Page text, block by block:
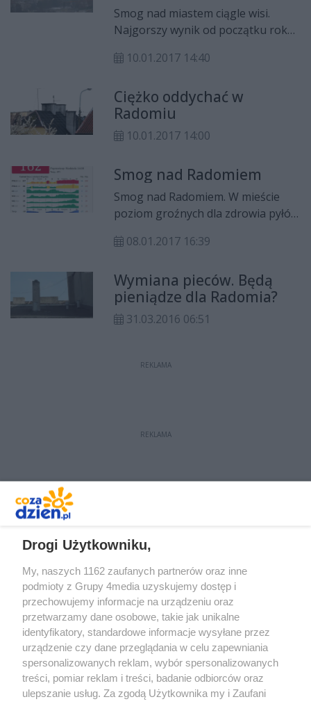
Smog nad miastem ciągle wisi.
Najgorszy wynik od początku roku
normy dla pyłu PM 10 były
a dla pyłu PM 2,5 ponad
dziesięciokrotnie. - Moi znajomi
szukają w Internecie masek
10.01.2017 14:40
Ciężko oddychać w
Radomiu
10.01.2017 14:00
Smog nad Radomiem
Smog nad Radomiem. W mieście
poziom groźnych dla zdrowia pyłów
wychodzenie na zewnątrz oraz
08.01.2017 16:39
Wymiana pieców. Będą
pieniądze dla Radomia?
31.03.2016 06:51
REKLAMA
REKLAMA
Redakcja Reklama Prywatność
Praca Łódź
the:protocol
Drogi Użytkowniku,
My, naszych 1162 zaufanych partnerów oraz inne
podmioty z Grupy 4media uzyskujemy dostęp i
przechowujemy informacje na urządzeniu oraz
przetwarzamy dane osobowe, takie jak unikalne
identyfikatory, standardowe informacje wysyłane przez
urządzenie czy dane przeglądania w celu zapewniania
spersonalizowanych reklam, wybór spersonalizowanych
treści, pomiar reklam i treści, badanie odbiorców oraz
ulepszanie usług. Za zgodą Użytkownika my i Zaufani